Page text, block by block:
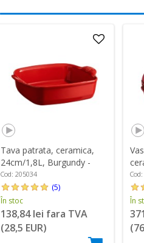
Tava patrata, ceramica,
24cm/1,8L, Burgundy -
Emile Henry
Cod: 205034
(5)
În stoc
138,84 lei fara TVA
(28,5 EUR)
În